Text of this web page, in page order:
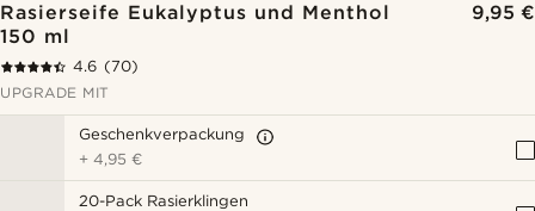
Rasierseife Eukalyptus und Menthol
150 ml
9,95 €
4.6 (70)
UPGRADE MIT
Geschenkverpackung
+4,95 €
20-Pack Rasierklingen